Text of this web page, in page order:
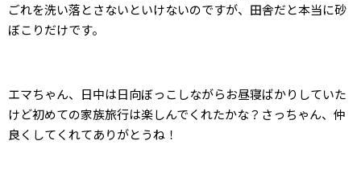
ごれを洗い落とさないといけないのですが、田舎だと本当に砂
ぼこりだけです。
エマちゃん、日中は日向ぼっこしながらお昼寝ばかりしていた
けど初めての家族旅行は楽しんでくれたかな？さっちゃん、仲
良くしてくれてありがとうね！